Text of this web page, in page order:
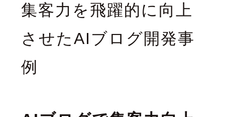
集客力を飛躍的に向上
させたAIブログ開発事
例